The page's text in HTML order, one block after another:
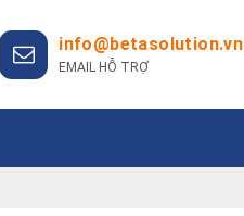
info@betasolution.vn
EMAIL HỖ TRỢ